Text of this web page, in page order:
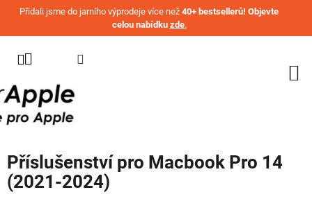
Přejít na obsah
Přidali jsme do jarního výprodeje více než 40+ bestsellerů! Objevte
celou nabídku zde.
IPHONE
MACBOOK
AIRPODS
Příslušenství pro Macbook Pro 14
(2021-2024)